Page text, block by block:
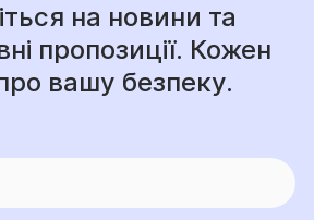
на новини та
пропозиції. Кожен
вашу безпеку.